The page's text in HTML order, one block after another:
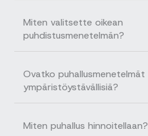
Miten valitsette oikean
puhdistusmenetelmän?
Ovatko puhallusmenetelmät
ympäristöystävällisiä?
Miten puhallus hinnoitellaan?